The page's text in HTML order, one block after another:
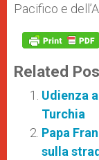
Pacifico e
Related
Udienza
Turchia
Papa
sulla